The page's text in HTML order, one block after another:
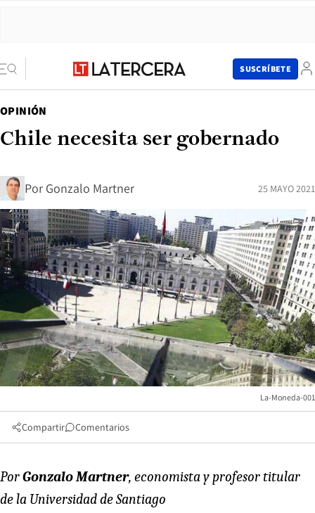
SUSCRÍBETE
OPINIÓN
Chile necesita ser gobernado
Por Gonzalo Martner 25 MAYO 2021
La-Moneda-001
Compartir Comentarios
PorGonzalo Martner, economista y profesor titular
de la Universidad de Santiago